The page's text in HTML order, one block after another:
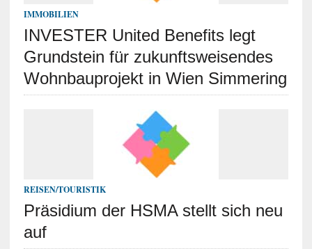
IMMOBILIEN
INVESTER United Benefits legt
Grundstein für zukunftsweisendes
Wohnbauprojekt in Wien Simmering
REISEN/TOURISTIK
Präsidium der HSMA stellt sich neu
auf